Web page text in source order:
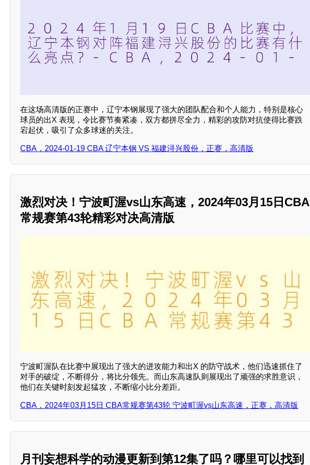
在这场高清版的正赛中，辽宁本钢展现了强大的团队配合和个人能力，特别是核心
球员的出X 表现，令比赛节奏紧凑，双方都拼尽全力，精彩的攻防对抗使得比赛跌
宕起伏，吸引了众多球迷的关注。
CBA，2024-01-19 CBA 辽宁本钢 VS 福建浔兴股份，正赛，高清版
激烈对决！宁波町渥vs山东高速，2024年03月15日CBA
常规赛第43轮精彩对决高清版
宁波町渥队在比赛中展现出了强大的进攻能力和出X 的防守战术，他们迅速抓住了
对手的破绽，不断得分，将比分领先。而山东高速队则展现出了顽强的求胜意识，
他们在关键时刻发起猛攻，不断缩小比分差距。
CBA，2024年03月15日 CBA常规赛第43轮 宁波町渥vs山东高速，正赛，高清版
月刊妄想科学的动漫更新到第12集了吗？哪里可以找到